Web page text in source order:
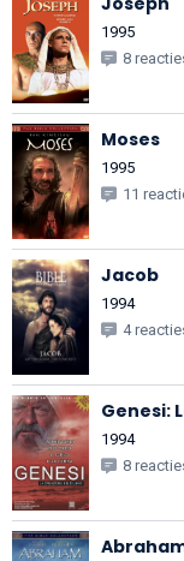
1995
8
Moses
1995
11
Jacob
1994
4
Genesi:
1994
8